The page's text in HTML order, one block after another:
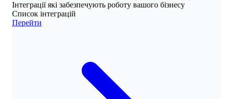
Інтеграції які забезпечують роботу вашого бізнесу
Список інтеграцій
Перейти